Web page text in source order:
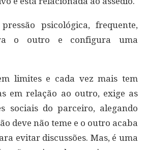
psicológica, frequente,
o outro e configura uma
limites e cada vez mais tem
em relação ao outro, exige as
sociais do parceiro, alegando
deve não teme e o outro acaba
evitar discussões. Mas, é uma